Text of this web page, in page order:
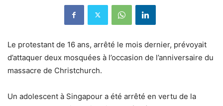
Le protestant de 16 ans, arrêté le mois dernier, prévoyait
d’attaquer deux mosquées à l’occasion de l’anniversaire du
massacre de Christchurch.
Un adolescent à Singapour a été arrêté en vertu de la